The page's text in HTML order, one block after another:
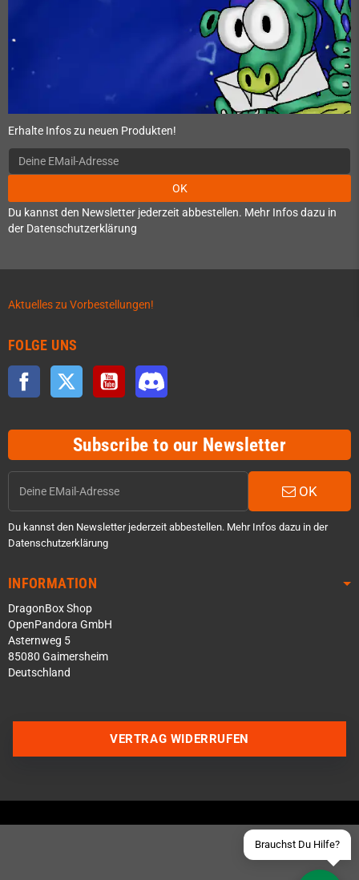
Erhalte Infos zu neuen Produkten!
OK
Du kannst den Newsletter jederzeit abbestellen. Mehr Infos dazu in
der Datenschutzerklärung
Aktuelles zu Vorbestellungen!
FOLGE UNS
Facebook Twitter YouTube
Subscribe to our Newsletter
OK
Du kannst den Newsletter jederzeit abbestellen. Mehr Infos dazu in der
Datenschutzerklärung
INFORMATION
DragonBox Shop
OpenPandora GmbH
Asternweg 5
85080 Gaimersheim
Deutschland
Brauchst Du Hilfe?
Schick uns eine eMail
VERTRAG WIDERRUFEN